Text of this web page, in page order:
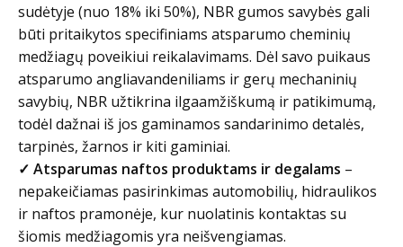
sudėtyje (nuo 18% iki 50%), NBR gumos savybės gali
būti pritaikytos specifiniams atsparumo cheminių
medžiagų poveikiui reikalavimams. Dėl savo puikaus
atsparumo angliavandeniliams ir gerų mechaninių
savybių, NBR užtikrina ilgaamžiškumą ir patikimumą,
todėl dažnai iš jos gaminamos sandarinimo detalės,
tarpinės, žarnos ir kiti gaminiai.
✓ Atsparumas naftos produktams ir degalams –
nepakeičiamas pasirinkimas automobilių, hidraulikos
ir naftos pramonėje, kur nuolatinis kontaktas su
šiomis medžiagomis yra neišvengiamas.